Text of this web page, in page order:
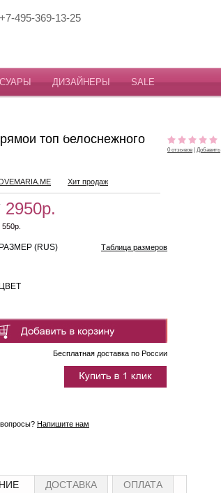
+7-495-369-13-25
ДИЗАЙНЕРЫ SALE
0 отзывов Добавить
топ белоснежного
Хит продаж
2950р.
(RUS) Таблица размеров
Бесплатная доставка по России
Напишите нам
ДОСТАВКА ОПЛАТА